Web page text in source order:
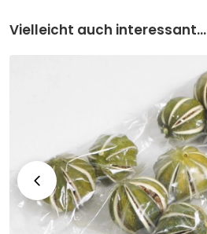
Vielleicht auch interessant...